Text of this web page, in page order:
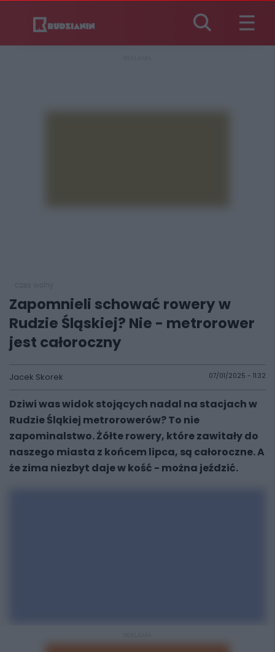
Zapomnieli schować rowery w
Rudzie Śląskiej? Nie - metrorower
jest całoroczny
Jacek Skorek 07/01/2025 - 11:32
Dziwi was widok stojących nadal na stacjach w
Rudzie Śląkiej metrorowerów? To nie
zapominalstwo. Żółte rowery, które zawitały do
naszego miasta z końcem lipca, są całoroczne. A
że zima niezbyt daje w kość - można jeździć.